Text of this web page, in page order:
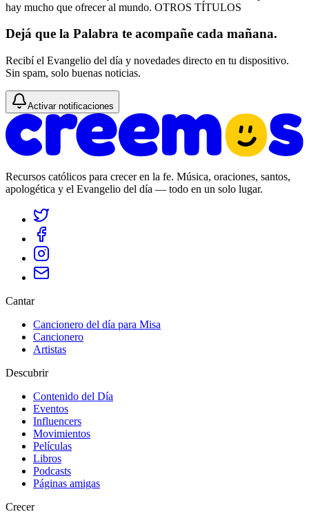
hay mucho que ofrecer al mundo. OTROS TÍTULOS
Dejá que la Palabra te acompañe cada mañana.
Recibí el Evangelio del día y novedades directo en tu dispositivo.
Sin spam, solo buenas noticias.
Activar notificaciones
Recursos católicos para crecer en la fe. Música, oraciones, santos,
apologética y el Evangelio del día — todo en un solo lugar.
Cantar
Cancionero del día para Misa
Cancionero
Artistas
Descubrir
Contenido del Día
Eventos
Influencers
Movimientos
Películas
Libros
Podcasts
Páginas amigas
Crecer